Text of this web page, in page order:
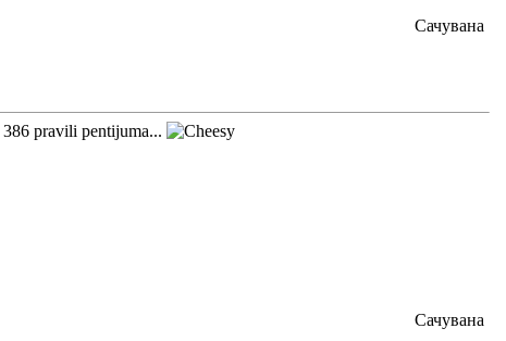
Сачувана
386 pravili pentijuma...
Сачувана